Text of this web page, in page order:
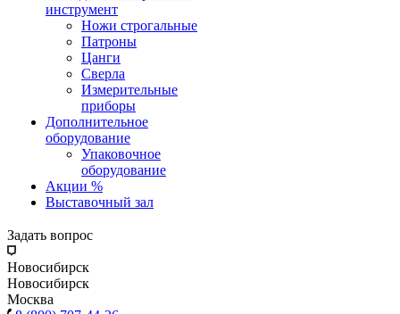
инструмент
Ножи строгальные
Патроны
Цанги
Сверла
Измерительные
приборы
Дополнительное
оборудование
Упаковочное
оборудование
Акции %
Выставочный зал
Задать вопрос
Новосибирск
Новосибирск
Москва